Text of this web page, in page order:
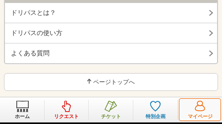
ドリパスとは？
ドリパスの使い方
よくある質問
ページトップへ
ホーム リクエスト チケット 特別企画 マイページ